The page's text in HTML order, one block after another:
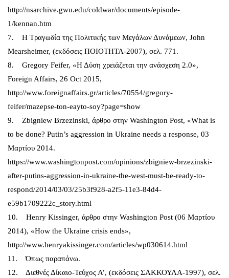
http://nsarchive.gwu.edu/coldwar/documents/episode-
1/kennan.htm
7. Η Τραγωδία της Πολιτικής των Μεγάλων Δυνάμεων, John
Mearsheimer, (εκδόσεις ΠΟΙΟΤΗΤΑ-2007), σελ. 771.
8. Gregory Feifer, «Η Δύση χρειάζεται την ανάσχεση 2.0»,
Foreign Affairs, 26 Oct 2015,
http://www.foreignaffairs.gr/articles/70554/gregory-
feifer/mazepse-ton-eayto-soy?page=show
9. Zbigniew Brzezinski, άρθρο στην Washington Post, «What is
to be done? Putin’s aggression in Ukraine needs a response, 03
Μαρτίου 2014.
https://www.washingtonpost.com/opinions/zbigniew-brzezinski-
after-putins-aggression-in-ukraine-the-west-must-be-ready-to-
respond/2014/03/03/25b3f928-a2f5-11e3-84d4-
e59b1709222c_story.html
10. Henry Kissinger, άρθρο στην Washington Post (06 Μαρτίου
2014), «How the Ukraine crisis ends»,
http://www.henryakissinger.com/articles/wp030614.html
11. Όπως παραπάνω.
12. Διεθνές Δίκαιο-Τεύχος Α’, (εκδόσεις ΣΑΚΚΟΥΛΑ-1997), σελ.